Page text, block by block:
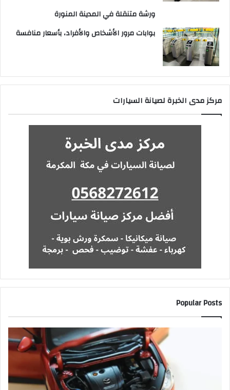
ورشة متنقلة في المدينة المنورة
بوابات مرور الأشخاص والأفراد، بأسعار منافسة
مركز مدى الخبرة لصيانة السيارات
Popular Posts